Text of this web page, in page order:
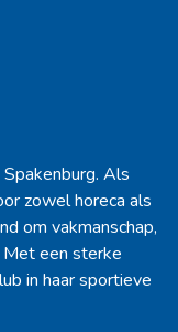
Als
zowel horeca als
om vakmanschap,
een sterke
in haar sportieve